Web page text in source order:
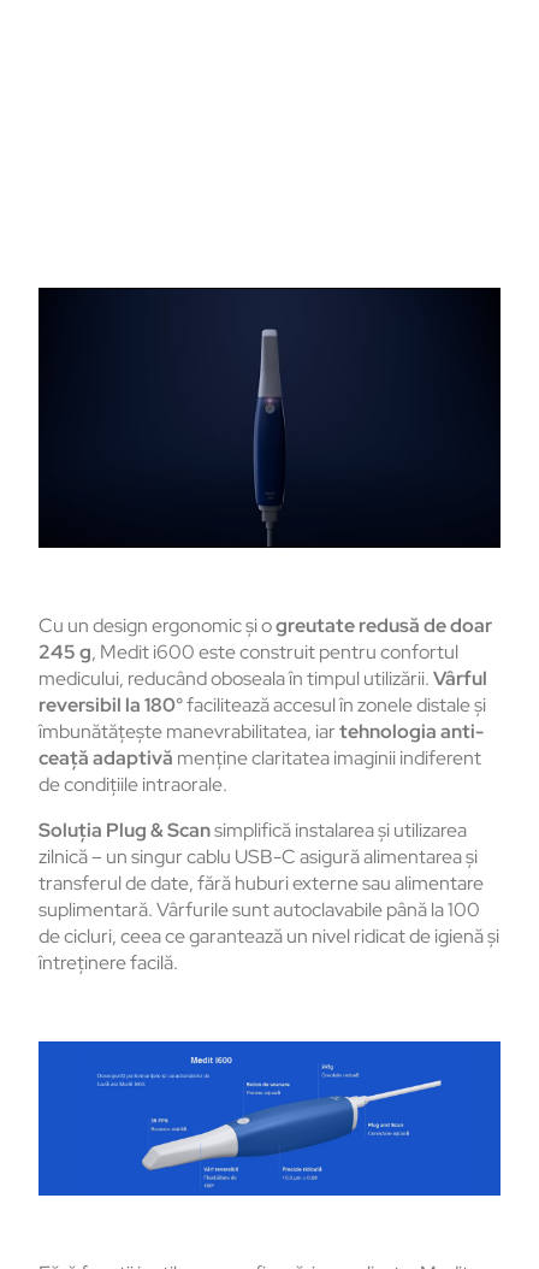
Cu un design ergonomic și ogreutate redusă de doar
245 g, Medit i600 este construit pentru confortul
medicului, reducând oboseala în timpul utilizării.Vârful
reversibil la 180°facilitează accesul în zonele distale și
îmbunătățește manevrabilitatea, iartehnologiaanti-
ceață adaptivă menține claritatea imaginii indiferent
de condițiile intraorale.
Soluția Plug & Scansimplifică instalarea și utilizarea
zilnică – un singur cablu USB-C asigură alimentarea și
transferul de date, fără huburi externe sau alimentare
suplimentară. Vârfurile sunt autoclavabile până la 100
de cicluri, ceea ce garantează un nivel ridicat de igienă și
întreținere facilă.